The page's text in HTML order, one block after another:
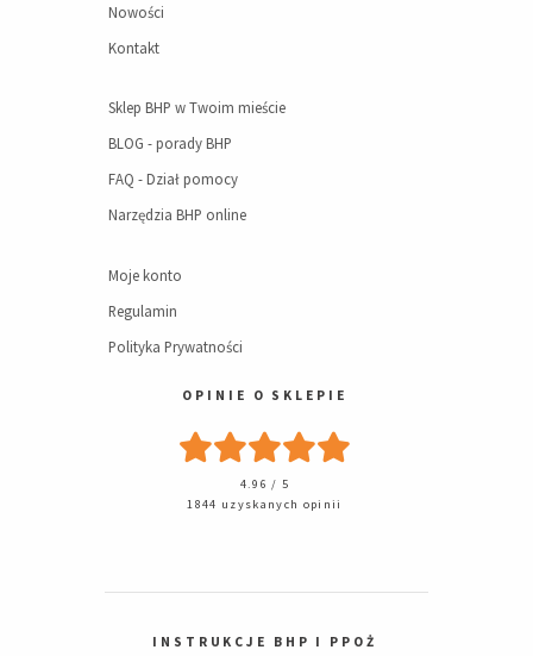
Nowości
Kontakt
Sklep BHP w Twoim mieście
BLOG - porady BHP
FAQ - Dział pomocy
Narzędzia BHP online
Moje konto
Regulamin
Polityka Prywatności
OPINIE O SKLEPIE
4.96 / 5
1844 uzyskanych opinii
INSTRUKCJE BHP I PPOŻ